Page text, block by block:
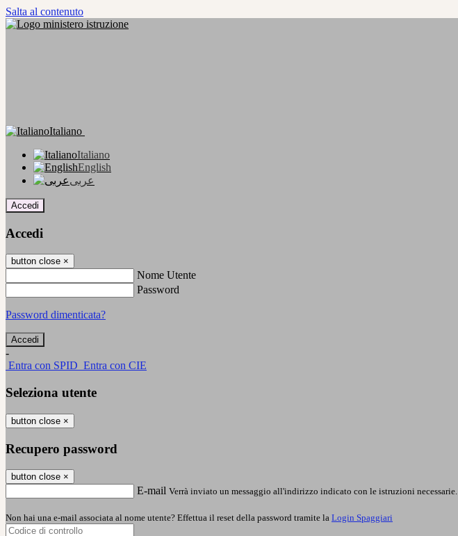
Salta al contenuto
Italiano
Italiano
English
عربى
Accedi
Accedi
button close ×
Nome Utente
Password
Password dimenticata?
-
Entra con SPID Entra con CIE
Seleziona utente
button close ×
Recupero password
button close ×
E-mail Verrà inviato un messaggio all'indirizzo indicato con le istruzioni necessarie.
Non hai una e-mail associata al nome utente? Effettua il reset della password tramite la Login Spaggiari